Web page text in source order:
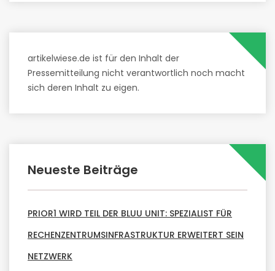
artikelwiese.de ist für den Inhalt der
Pressemitteilung nicht verantwortlich noch macht
sich deren Inhalt zu eigen.
Neueste Beiträge
PRIOR1 WIRD TEIL DER BLUU UNIT: SPEZIALIST FÜR
RECHENZENTRUMSINFRASTRUKTUR ERWEITERT SEIN
NETZWERK